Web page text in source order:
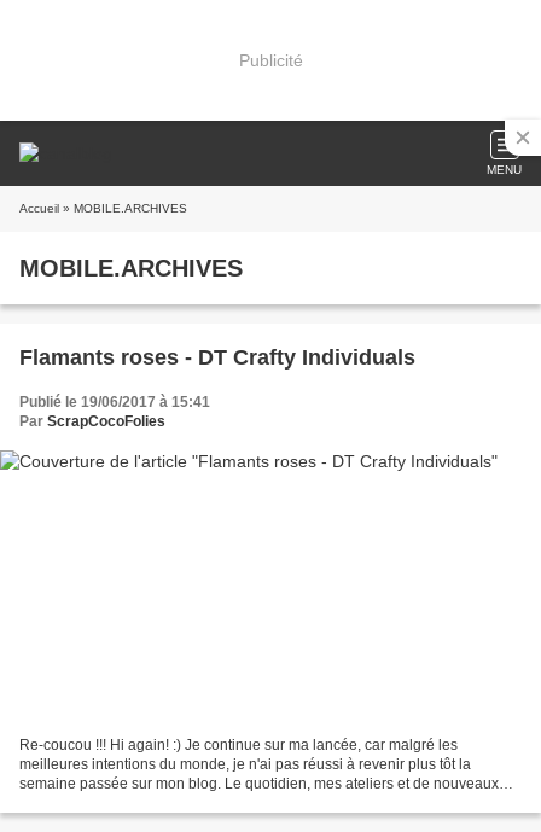
Publicité
MENU
Accueil » MOBILE.ARCHIVES
MOBILE.ARCHIVES
Flamants roses - DT Crafty Individuals
Publié le 19/06/2017 à 15:41
Par ScrapCocoFolies
Re-coucou !!! Hi again! :) Je continue sur ma lancée, car malgré les
meilleures intentions du monde, je n'ai pas réussi à revenir plus tôt la
semaine passée sur mon blog. Le quotidien, mes ateliers et de nouveaux